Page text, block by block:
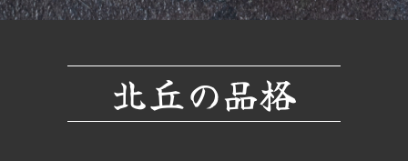
北丘の品格